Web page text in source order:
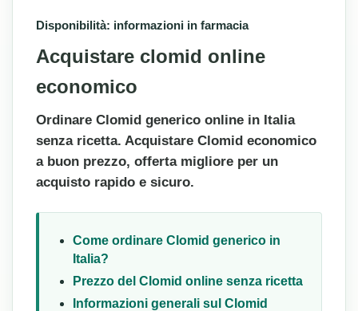
Disponibilità: informazioni in farmacia
Acquistare clomid online
economico
Ordinare Clomid generico online in Italia
senza ricetta. Acquistare Clomid economico
a buon prezzo, offerta migliore per un
acquisto rapido e sicuro.
Come ordinare Clomid generico in
Italia?
Prezzo del Clomid online senza ricetta
Informazioni generali sul Clomid